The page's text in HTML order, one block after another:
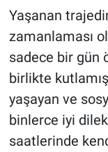
Yaşanan
zamanlaması
sadece bir gün
birlikte
yaşayan ve
binlerce iyi
saatlerinde